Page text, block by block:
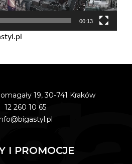
00:13
19, 30-741 Kraków
12 260 10 65
I PROMOCJE